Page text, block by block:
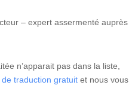
– expert assermenté auprès
n’apparait pas dans la liste,
de traduction gratuit et nous vous